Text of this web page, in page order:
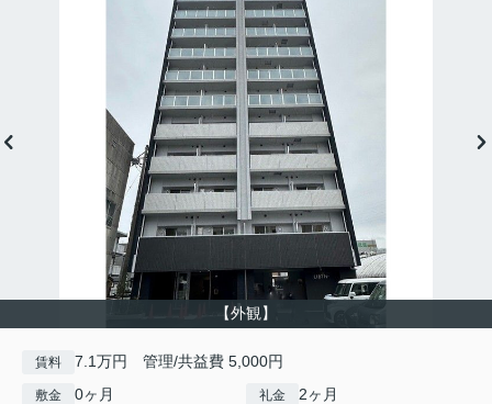
【外観】
賃料 7.1万円 管理/共益費 5,000円
敷金 0ヶ月 礼金 2ヶ月